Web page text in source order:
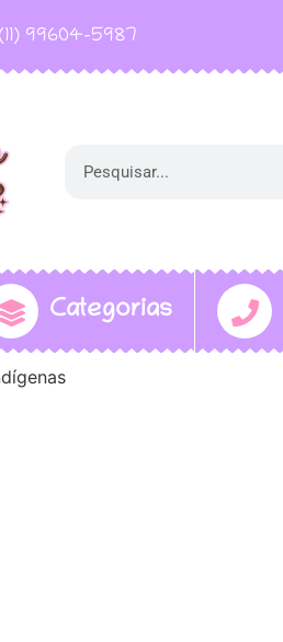
99604-5987
Categorias